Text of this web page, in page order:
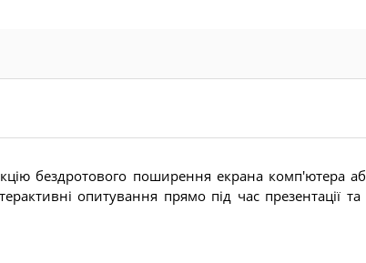
бездротового поширення екрана комп'ютера
опитування прямо під час презентації